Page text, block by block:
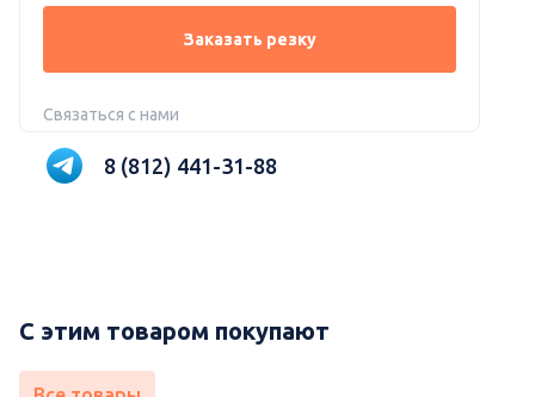
Заказать резку
Связаться с нами
8 (812) 441-31-88
С этим товаром покупают